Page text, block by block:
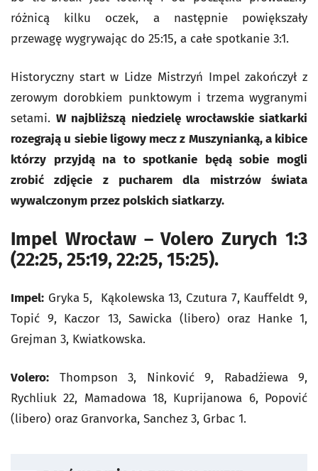
różnicą kilku oczek, a następnie powiększały
przewagę wygrywając do 25:15, a całe spotkanie 3:1.
Historyczny start w Lidze Mistrzyń Impel zakończył z
zerowym dorobkiem punktowym i trzema wygranymi
setami.W najbliższą niedzielę wrocławskie siatkarki
rozegrają u siebie ligowy mecz z Muszynianką, a kibice
którzy przyjdą na to spotkanie będą sobie mogli
zrobić zdjęcie z pucharem dla mistrzów świata
wywalczonym przez polskich siatkarzy.
Impel Wrocław – Volero Zurych 1:3
(22:25, 25:19, 22:25, 15:25).
Impel: Gryka 5, Kąkolewska 13, Czutura 7, Kauffeldt 9,
Topić 9, Kaczor 13, Sawicka (libero) oraz Hanke 1,
Grejman 3, Kwiatkowska.
Volero: Thompson 3, Ninković 9, Rabadżiewa 9,
Rychliuk 22, Mamadowa 18, Kuprijanowa 6, Popović
(libero) oraz Granvorka, Sanchez 3, Grbac 1.